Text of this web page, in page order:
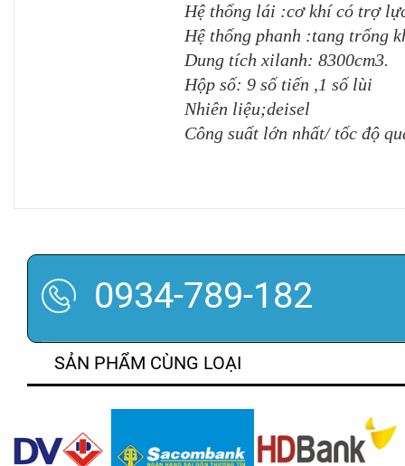
Hệ thống lái :cơ khí có trợ
Hệ thống phanh :tang trống
Dung tích xilanh: 8300cm3.
Hộp số: 9 số tiến ,1 số lùi
Nhiên liệu;deisel
Công suất lớn nhất/ tốc độ
0934-789-182
SẢN PHẨM CÙNG LOẠI